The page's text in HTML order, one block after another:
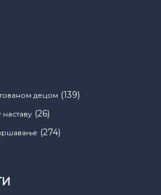
децом (139)
(26)
(274)